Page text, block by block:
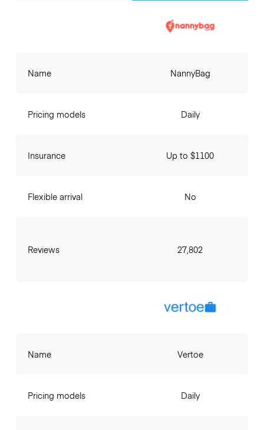
Name
Pricing models
Insurance
Flexible arrival
Reviews
NannyBag
Daily
Up to $1100
No
27,802
Name
Pricing models
Vertoe
Daily